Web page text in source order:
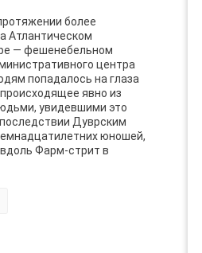
более
Атлантическом
— фешенебельном
центра
попадалось на глаза
явно из
увидевшими это
Дуврским
юношей,
Фарм-стрит в